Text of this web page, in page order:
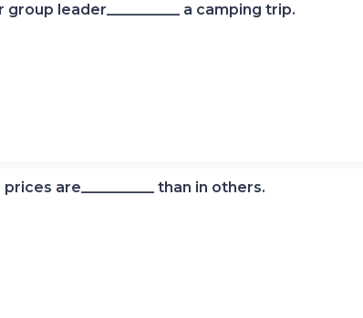
leader__________ a camping trip.
are__________ than in others.